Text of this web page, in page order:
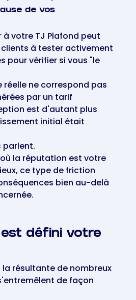
de vos
à votre TJ Plafond peut
à tester activement
pour vérifier si vous "le
réelle ne correspond pas
par un tarif
est d'autant plus
initial était
parlent.
la réputation est votre
ce type de friction
bien au-delà
défini votre
la résultante de nombreux
de façon